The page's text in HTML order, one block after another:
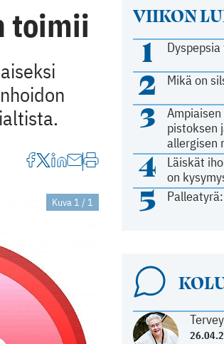
VIIKON
1
2 Mikä on
3
pistoksen
allergisen
4
Läiskät
on
5
toimii
Kuva 1 / 1